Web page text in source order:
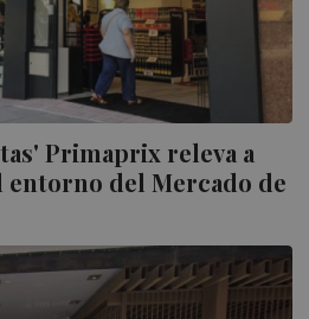
Primaprix releva a
del Mercado de